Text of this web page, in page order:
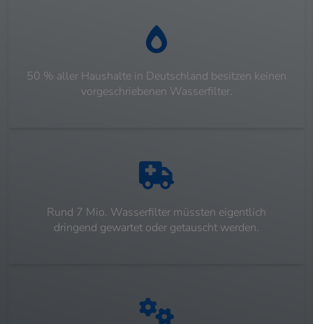
50 % aller Haushalte in Deutschland besitzen keinen
vorgeschriebenen Wasserfilter.
Rund 7 Mio. Wasserfilter müssten eigentlich
dringend gewartet oder getauscht werden.